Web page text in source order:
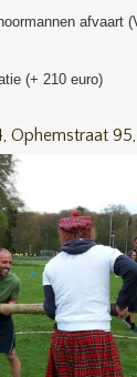
afvaart
(+ 210 euro)
Ophemstraat